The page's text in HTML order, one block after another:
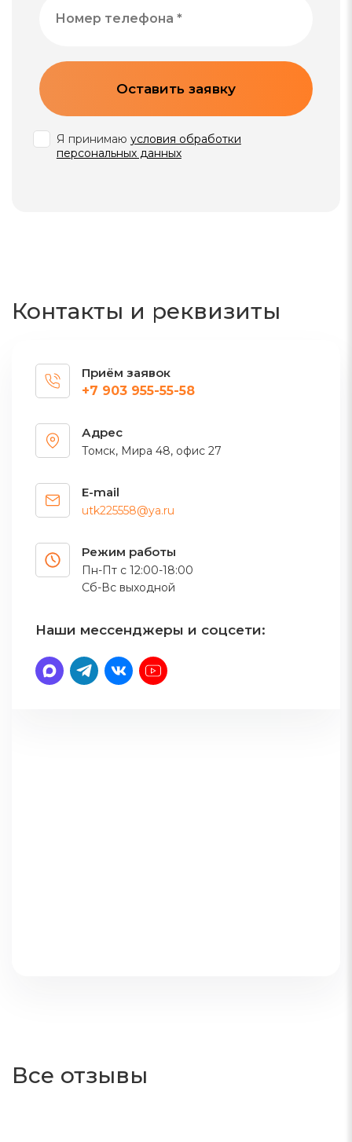
Оставить заявку
Я принимаю условия обработки
персональных данных
Контакты и реквизиты
Приём заявок
+7 903 955-55-58
Адрес
Томск, Мира 48, офис 27
E-mail
utk225558@ya.ru
Режим работы
Пн-Пт с 12:00-18:00
Сб-Вс выходной
Наши мессенджеры и соцсети:
Все отзывы